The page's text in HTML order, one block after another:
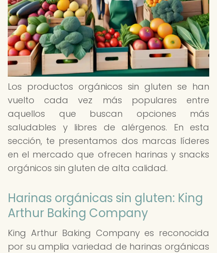
Los productos orgánicos sin gluten se han
vuelto cada vez más populares entre
aquellos que buscan opciones más
saludables y libres de alérgenos. En esta
sección, te presentamos dos marcas líderes
en el mercado que ofrecen harinas y snacks
orgánicos sin gluten de alta calidad.
Harinas orgánicas sin gluten: King
Arthur Baking Company
King Arthur Baking Company es reconocida
por su amplia variedad de harinas orgánicas